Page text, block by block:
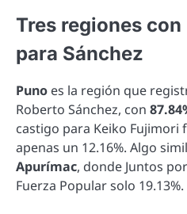
Tres regiones
para Sánchez
Puno es la región que
Roberto Sánchez, con
castigo para Keiko
apenas un 12.16%. Algo
Apurímac, donde Juntos
Fuerza Popular solo 19.13%.